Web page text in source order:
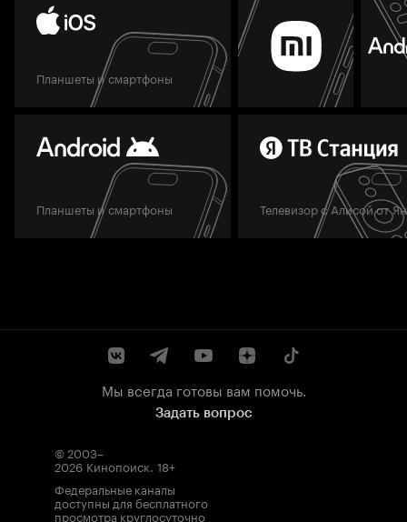
Планшеты и смартфоны
Планшеты и смартфоны Телевизор с Алисой от
Мы всегда готовы вам помочь.
Задать вопрос
© 2003–
2026 Кинопоиск. 18+
Федеральные каналы
доступны для бесплатного
просмотра круглосуточно